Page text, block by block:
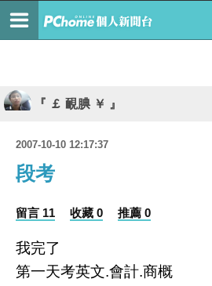
『 ￡ 靦腆 ￥ 』
2007-10-10 12:17:37
段考
留言 11 收藏 0 推薦 0
我完了
第一天考英文.會計.商概